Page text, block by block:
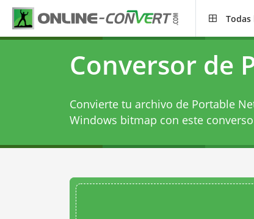
Conversor de
Convierte tu archivo de Portable
Windows bitmap con este